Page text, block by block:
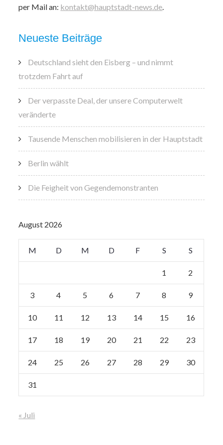
per Mail an: kontakt@hauptstadt-news.de.
Neueste Beiträge
Deutschland sieht den Eisberg – und nimmt
trotzdem Fahrt auf
Der verpasste Deal, der unsere Computerwelt
veränderte
Tausende Menschen mobilisieren in der Hauptstadt
Berlin wählt
Die Feigheit von Gegendemonstranten
August 2026
M D M D F S S
1 2
3 4 5 6 7 8 9
10 11 12 13 14 15 16
17 18 19 20 21 22 23
24 25 26 27 28 29 30
31
« Juli